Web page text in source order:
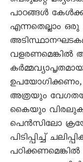
പാഠങ്ങൾ
എന്നതെല്ലാം ഒരു
വളരണമെങ്കിൽ
കർമ്മവ്യാപൃതമായ
ഉപയോഗിക്കണം,
അത്രയും
കൈയും
പെൻസിലോ
പിടിപ്പിച്ച്
പഠിക്കണമെങ്കിൽ